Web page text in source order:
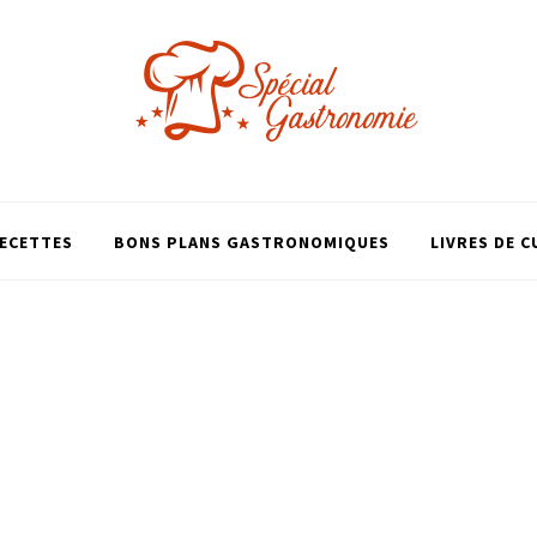
BONS PLANS GASTRONOMIQUES LIVRES DE